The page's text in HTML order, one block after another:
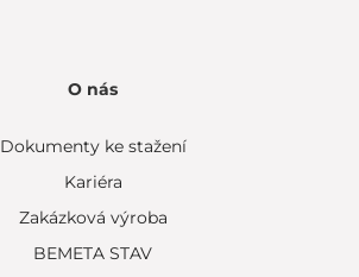
O nás
Dokumenty ke stažení
Kariéra
Zakázková výroba
BEMETA STAV